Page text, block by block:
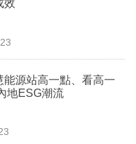
效
能源站高一點、看高一
地ESG潮流